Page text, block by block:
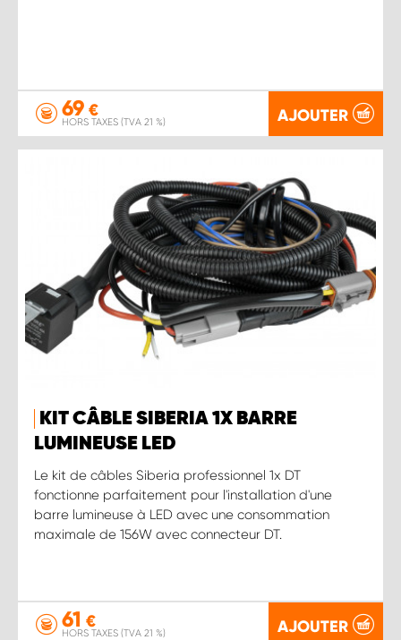
69 €
HORS TAXES (TVA 21 %) AJOUTER
KIT CÂBLE SIBERIA 1X BARRE
LUMINEUSE LED
Le kit de câbles Siberia professionnel 1x DT
fonctionne parfaitement pour l'installation d'une
barre lumineuse à LED avec une consommation
maximale de 156W avec connecteur DT.
61 €
HORS TAXES (TVA 21 %) AJOUTER